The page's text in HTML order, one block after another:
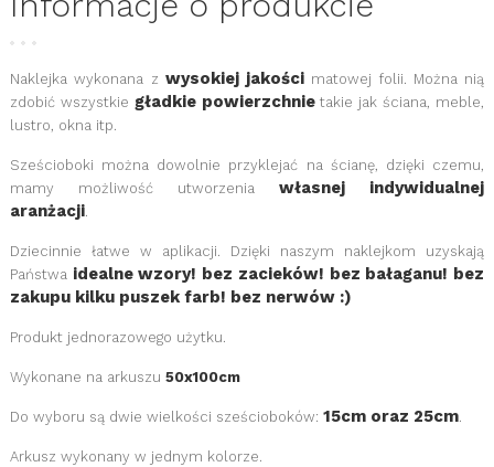
Naklejka wykonana z wysokiej jakości matowej folii. Można nią
zdobić wszystkie gładkie powierzchnietakie jak ściana, meble,
lustro, okna itp.
Sześcioboki można dowolnie przyklejać na ścianę, dzięki czemu,
mamy możliwość utworzenia własnej indywidualnej
aranżacji.
Dziecinnie łatwe w aplikacji. Dzięki naszym naklejkom uzyskają
Państwa idealne wzory! bez zacieków! bez bałaganu! bez
zakupu kilku puszek farb! bez nerwów :)
Produkt jednorazowego użytku.
Wykonane na arkuszu 50x100cm
Do wyboru są dwie wielkości sześcioboków: 15cm oraz 25cm.
Arkusz wykonany w jednym kolorze.